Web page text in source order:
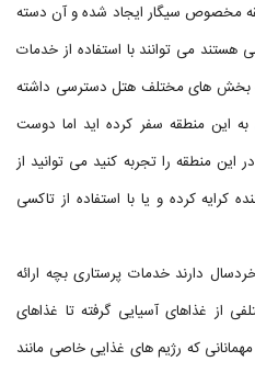
مخصوص سیگار ایجاد شده و آن دسته
هستند می توانند با استفاده از خدمات
بخش های مختلف هتل دسترسی داشته
به این منطقه سفر کرده اید اما دوست
این منطقه را تجربه کنید می توانید از
کرایه کرده و یا با استفاده از تاکسی
دارند خدمات پرستاری بچه ارائه
از غذاهای آسیایی گرفته تا غذاهای
که رژیم های غذایی خاصی مانند